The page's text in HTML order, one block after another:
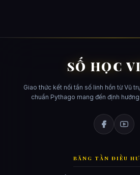
SỐ HỌC
Giao thức kết nối tần số linh hồn từ Vũ
chuẩn Pythago mang đến định
BĂNG TẦN ĐIỀU